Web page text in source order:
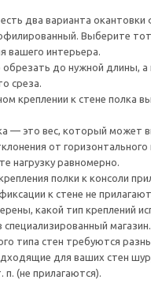
два варианта
Выберите
вашего интерьера.
до нужной длины, а
среза.
креплении к стене полка
— это вес, который может
от горизонтального
нагрузку равномерно.
полки к консоли
к стене не
какой тип креплений
специализированный магазин.
типа стен требуются
для ваших стен
(не прилагаются).